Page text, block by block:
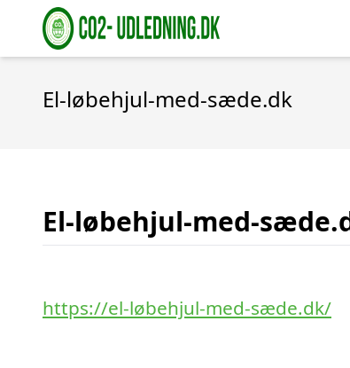
El-løbehjul-med-sæde.dk
El-løbehjul-med-
https://el-løbehjul-med-sæde.dk/